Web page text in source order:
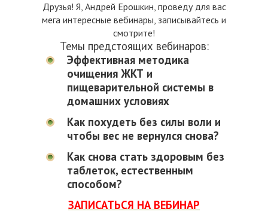
Друзья! Я, Андрей Ерошкин, проведу для вас
мега интересные вебинары, записывайтесь и
смотрите!
Темы предстоящих вебинаров:
Эффективная методика
очищения ЖКТ и
пищеварительной системы в
домашних условиях
Как похудеть без силы воли и
чтобы вес не вернулся снова?
Как снова стать здоровым без
таблеток, естественным
способом?
ЗАПИСАТЬСЯ НА ВЕБИНАР